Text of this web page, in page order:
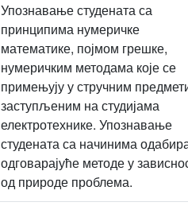
Упознавање студената са
принципима нумеричке
математике, појмом грешке,
нумеричким методама које се
примењују у стручним
заступљеним на студијама
електротехнике. Упознавање
студената са начинима
одговарајуће методе у
од природе проблема.